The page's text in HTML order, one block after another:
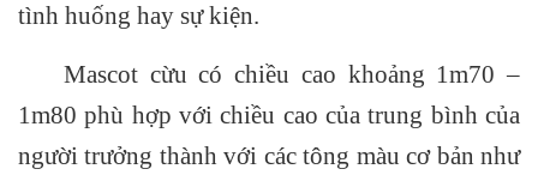
tình huống hay sự kiện.
Mascot cừu có chiều cao khoảng 1m70 –
1m80 phù hợp với chiều cao của trung bình của
người trưởng thành với các tông màu cơ bản như